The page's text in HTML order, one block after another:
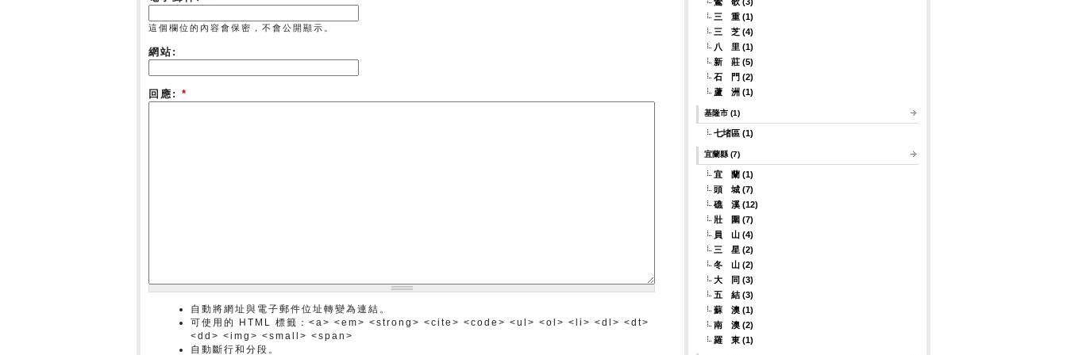
這個欄位的內容會保密，不會公開顯示。
網站:
回應: *
自動將網址與電子郵件位址轉變為連結。
可使用的 HTML 標籤：<a> <em> <strong> <cite> <code> <ul> <ol> <li> <dl> <dt>
<dd> <img> <small> <span>
自動斷行和分段。
鶯 歌 (3)
三 重 (1)
三 芝 (4)
八 里 (1)
新 莊 (5)
石 門 (2)
蘆 洲 (1)
基隆市 (1)
七堵區 (1)
宜蘭縣 (7)
宜 蘭 (1)
頭 城 (7)
礁 溪 (12)
壯 圍 (7)
員 山 (4)
三 星 (2)
冬 山 (2)
大 同 (3)
五 結 (3)
蘇 澳 (1)
南 澳 (2)
羅 東 (1)